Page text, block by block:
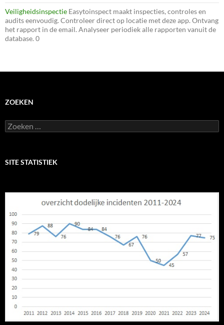
Veiligheidsinspectie Easytoinspect maakt inspecties, controles en
audits eenvoudig. Controleer direct op locatie met deze app. Ontvang
het rapport in de email. Analyseer periodiek alle rapporten vanuit de
database. 0
ZOEKEN
Zoeken
naar:
SITE STATISTIEK